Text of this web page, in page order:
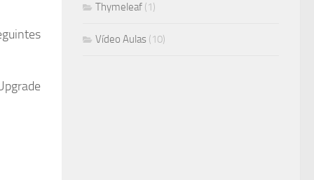
Thymeleaf (1)
Vídeo Aulas (10)